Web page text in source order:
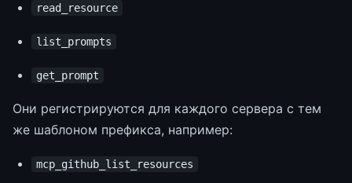
read_resource
list_prompts
get_prompt
Они регистрируются для каждого сервера с тем
же шаблоном префикса, например:
mcp_github_list_resources